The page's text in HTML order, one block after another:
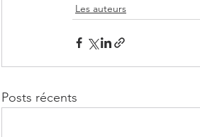
Les auteurs
Posts récents